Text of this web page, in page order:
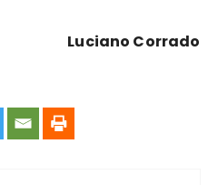
Luciano Corrado